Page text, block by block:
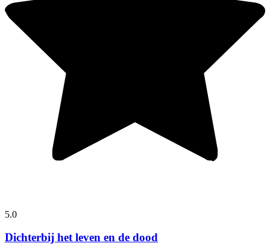
5.0
Dichterbij het leven en de dood